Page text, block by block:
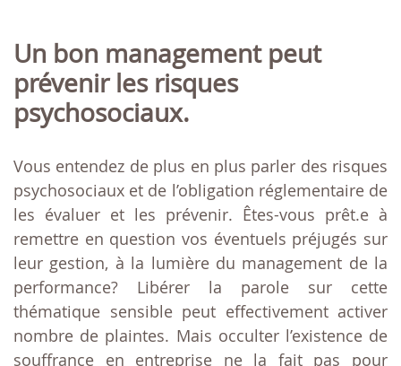
Un bon management peut
prévenir les risques
psychosociaux.
Vous entendez de plus en plus parler des risques
psychosociaux et de l’obligation réglementaire de
les évaluer et les prévenir. Êtes-vous prêt.e à
remettre en question vos éventuels préjugés sur
leur gestion, à la lumière du management de la
performance? Libérer la parole sur cette
thématique sensible peut effectivement activer
nombre de plaintes. Mais occulter l’existence de
souffrance en entreprise ne la fait pas pour